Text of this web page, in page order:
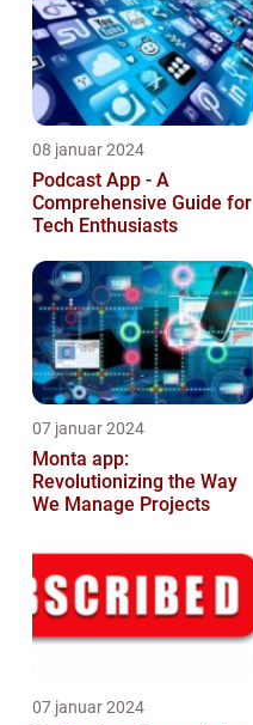
08 januar 2024
Podcast App - A
Comprehensive Guide for
Tech Enthusiasts
07 januar 2024
Monta app:
Revolutionizing the Way
We Manage Projects
07 januar 2024